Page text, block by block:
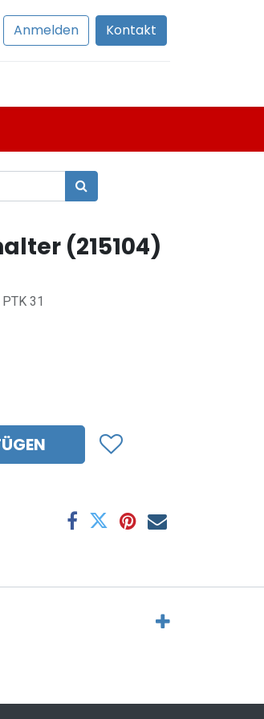
Anmelden Kontakt
(215104)
31